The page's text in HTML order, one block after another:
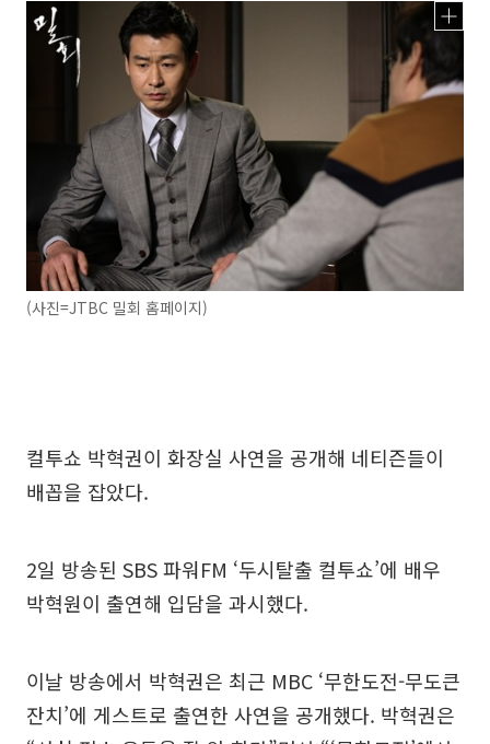
(사진=JTBC 밀회 홈페이지)
컬투쇼 박혁권이 화장실 사연을 공개해 네티즌들이
배꼽을 잡았다.
2일 방송된 SBS 파워FM ‘두시탈출 컬투쇼’에 배우
박혁원이 출연해 입담을 과시했다.
이날 방송에서 박혁권은 최근 MBC ‘무한도전-무도큰
잔치’에 게스트로 출연한 사연을 공개했다. 박혁권은